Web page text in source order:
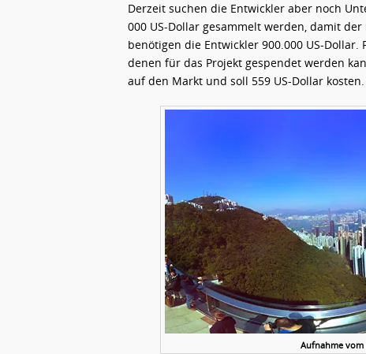
Derzeit suchen die Entwickler aber noch
000 US-Dollar gesammelt werden, damit
benötigen die Entwickler 900.000 US-
denen für das Projekt gespendet werden
auf den Markt und soll 559 US-Dollar kosten.
Aufnahme vom